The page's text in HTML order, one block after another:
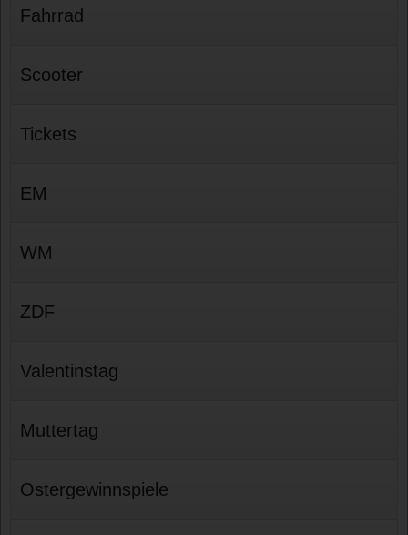
Fahrrad
Scooter
Tickets
EM
WM
ZDF
Valentinstag
Muttertag
Ostergewinnspiele